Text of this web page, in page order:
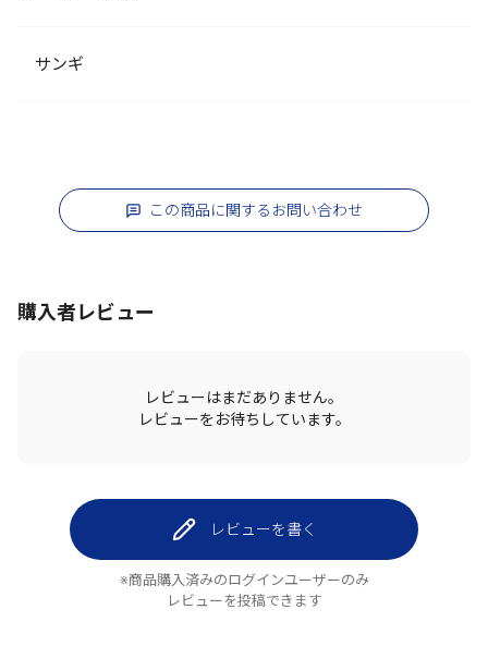
サンギ
この商品に関するお問い合わせ
購入者レビュー
レビューはまだありません。
レビューをお待ちしています。
レビューを書く
※商品購入済みのログインユーザーのみ
レビューを投稿できます